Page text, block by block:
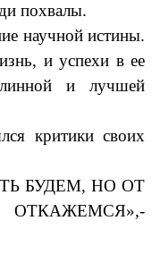
похвалы.
научной истины.
и успехи в ее
и лучшей
критики своих
БУДЕМ, НО ОТ